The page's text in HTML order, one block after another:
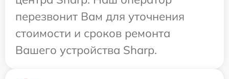
перезвонит Вам для уточнения
стоимости и сроков ремонта
Вашего устройства Sharp.